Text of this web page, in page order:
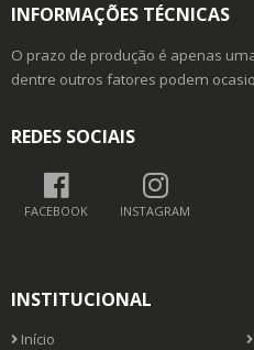
INFORMAÇÕES TÉCNICAS
O prazo de produção é apenas
dentre outros fatores podem
REDES SOCIAIS
FACEBOOK INSTAGRAM
INSTITUCIONAL
Início